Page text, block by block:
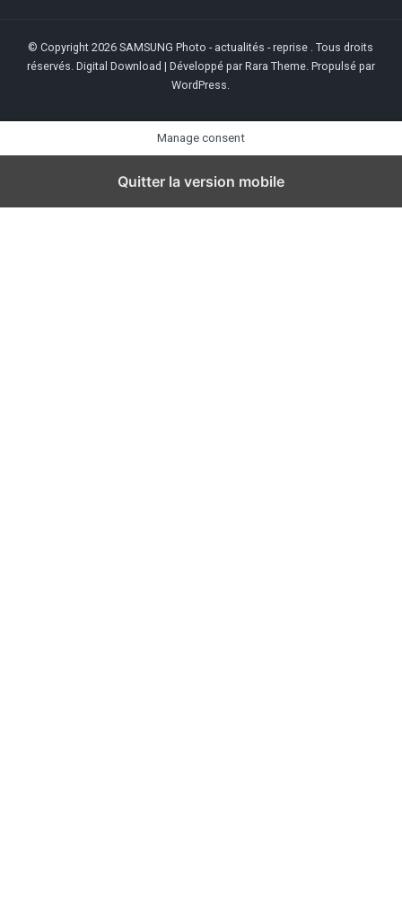
© Copyright 2026SAMSUNG Photo - actualités - reprise . Tous droits
réservés. Digital Download | Développé par Rara Theme . Propulsé par
WordPress
Manage consent
Quitter la version mobile